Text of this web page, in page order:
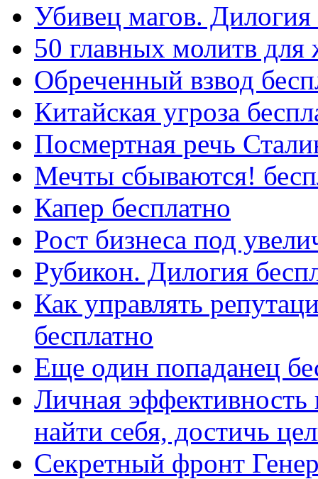
Убивец магов. Дилогия
50 главных молитв
Обреченный взвод
Китайская угроза
Посмертная речь
Мечты сбываются!
Капер бесплатно
Рост бизнеса под
Рубикон. Дилогия
Как управлять
бесплатно
Еще один попаданец
Личная эффективность
найти себя, достичь
Секретный фронт